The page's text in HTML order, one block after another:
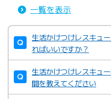
一覧を表示
生活かけつけレスキュ
ればいいですか？
生活かけつけレスキュ
間を教えてください